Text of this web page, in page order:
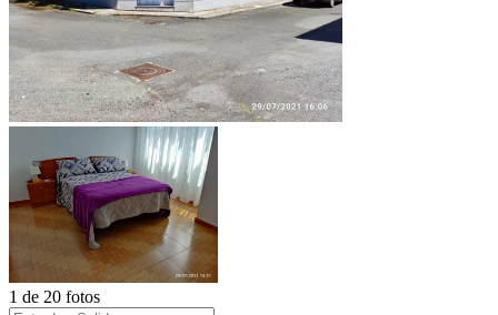
1 de 20 fotos